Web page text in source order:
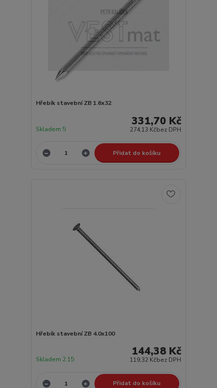
Hřebík stavební ZB 1.6x32
331,70 Kč
274,13 Kčbez DPH
Skladem 5
Přidat do košíku
Hřebík stavební ZB 4.0x100
144,38 Kč
119,32 Kčbez DPH
Skladem 2.15
Přidat do košíku